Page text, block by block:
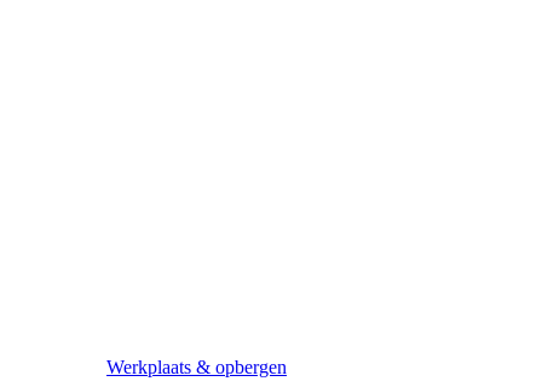
Werkplaats & opbergen